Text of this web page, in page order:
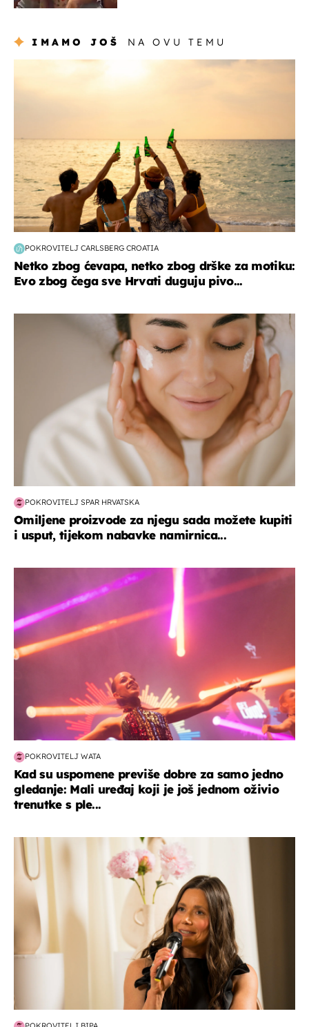
IMAMO JOŠ NA OVU TEMU
POKROVITELJ CARLSBERG CROATIA
Netko zbog ćevapa, netko zbog drške za motiku:
Evo zbog čega sve Hrvati duguju pivo...
moda & ljepota
POKROVITELJ SPAR HRVATSKA
Omiljene proizvode za njegu sada možete kupiti
i usput, tijekom nabavke namirnica...
POKROVITELJ WATA
Kad su uspomene previše dobre za samo jedno
gledanje: Mali uređaj koji je još jednom oživio
trenutke s ple...
moda & ljepota